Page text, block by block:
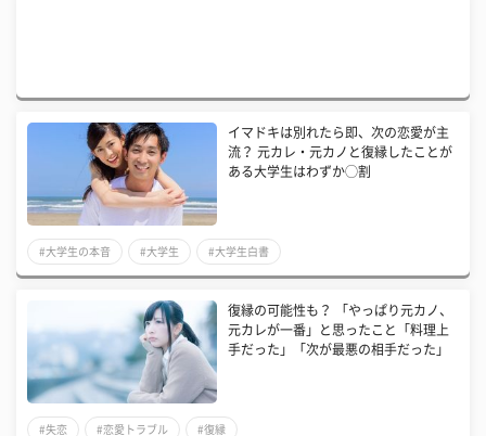
イマドキは別れたら即、次の恋愛が主
流？ 元カレ・元カノと復縁したことが
ある大学生はわずか◯割
#大学生の本音 #大学生 #大学生白書
復縁の可能性も？ 「やっぱり元カノ、
元カレが一番」と思ったこと「料理上
手だった」「次が最悪の相手だった」
#失恋 #恋愛トラブル #復縁